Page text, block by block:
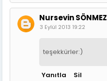
Nursevin SÖNMEZ
3 Eylül 2013 19:22
teşekkürler:)
Yanıtla Sil